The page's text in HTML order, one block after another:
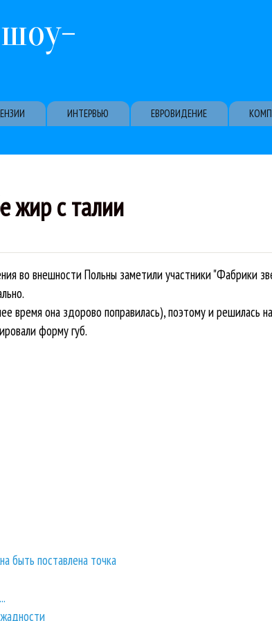
ИНТЕРВЬЮ ЕВРОВИДЕНИЕ
жир с талии
во внешности Польны заметили участники "Фабрики
время она здорово поправилась), поэтому и решилась на
форму губ.
быть поставлена точка